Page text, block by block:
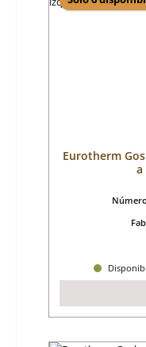
Eurotherm
a